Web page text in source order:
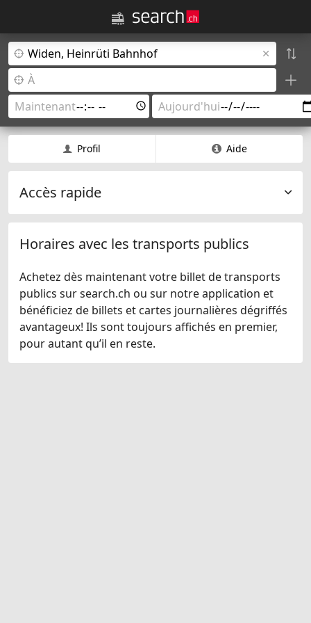
Profil Aide
Accès rapide
Horaires avec les transports publics
Achetez dès maintenant votre billet de transports
publics sur search.ch ou sur notre application et
bénéficiez de billets et cartes journalières dégriffés
avantageux! Ils sont toujours affichés en premier,
pour autant qu’il en reste.